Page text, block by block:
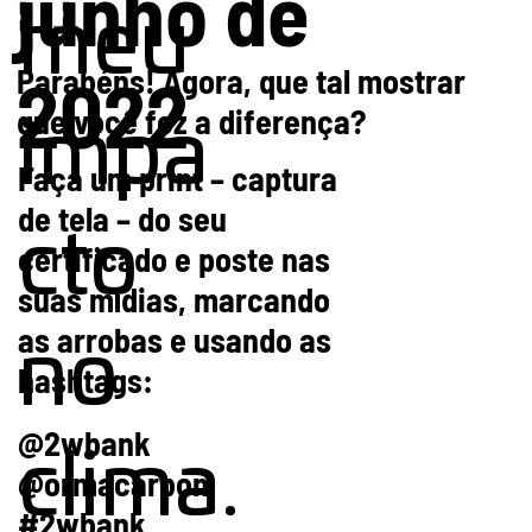
2022
meu
impa
cto
no
clima.
Parabéns! Agora, que tal mostrar
que você fez a diferença?
Faça um print – captura
de tela – do seu
certificado e poste nas
suas mídias, marcando
as arrobas e usando as
hashtags:
@2wbank
@ormacarbon
#2wbank